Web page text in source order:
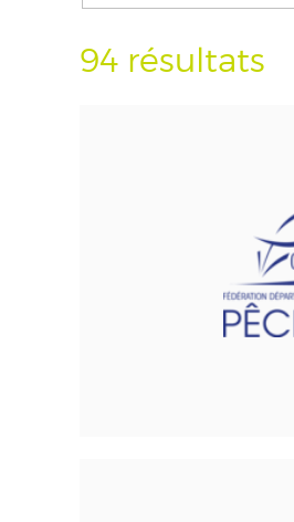
94 résultats